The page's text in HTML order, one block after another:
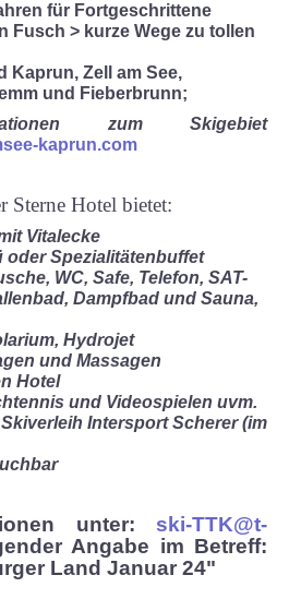
für Fortgeschrittene
Fusch > kurze Wege zu tollen
Kaprun, Zell am See,
und Fieberbrunn;
zum Skigebiet
kaprun.com
Sterne Hotel bietet:
Vitalecke
oder Spezialitätenbuffet
WC, Safe, Telefon, SAT-
Dampfbad und Sauna,
Hydrojet
und Massagen
Hotel
und Videospielen uvm.
Intersport Scherer (im
unter: ski-TTK@t-
Angabe im Betreff:
Land Januar 24"